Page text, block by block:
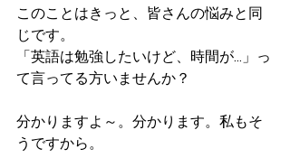
このことはきっと、皆さんの悩みと同
じです。
「英語は勉強したいけど、時間が...」っ
て言ってる方いませんか？
分かりますよ～。分かります。私もそ
うですから。